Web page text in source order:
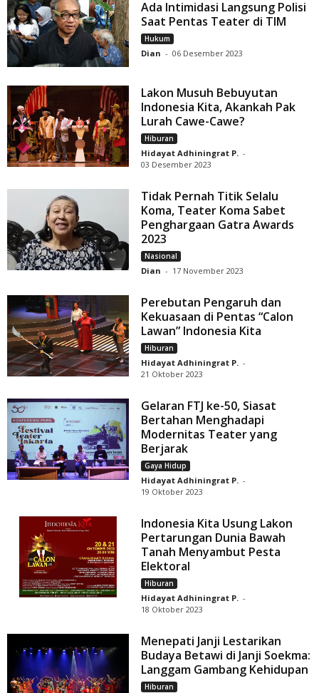
Ada Intimidasi Langsung Polisi
Saat Pentas Teater di TIM
Hukum
Dian - 06 Desember 2023
Lakon Musuh Bebuyutan
Indonesia Kita, Akankah Pak
Lurah Cawe-Cawe?
Hiburan
Hidayat Adhiningrat P. -
03 Desember 2023
Tidak Pernah Titik Selalu
Koma, Teater Koma Sabet
Penghargaan Gatra Awards
2023
Nasional
Dian - 17 November 2023
Perebutan Pengaruh dan
Kekuasaan di Pentas “Calon
Lawan” Indonesia Kita
Hiburan
Hidayat Adhiningrat P. -
21 Oktober 2023
Gelaran FTJ ke-50, Siasat
Bertahan Menghadapi
Modernitas Teater yang
Berjarak
Gaya Hidup
Hidayat Adhiningrat P. -
19 Oktober 2023
Indonesia Kita Usung Lakon
Pertarungan Dunia Bawah
Tanah Menyambut Pesta
Elektoral
Hiburan
Hidayat Adhiningrat P. -
18 Oktober 2023
Menepati Janji Lestarikan
Budaya Betawi di Janji Soekma:
Langgam Gambang Kehidupan
Hiburan